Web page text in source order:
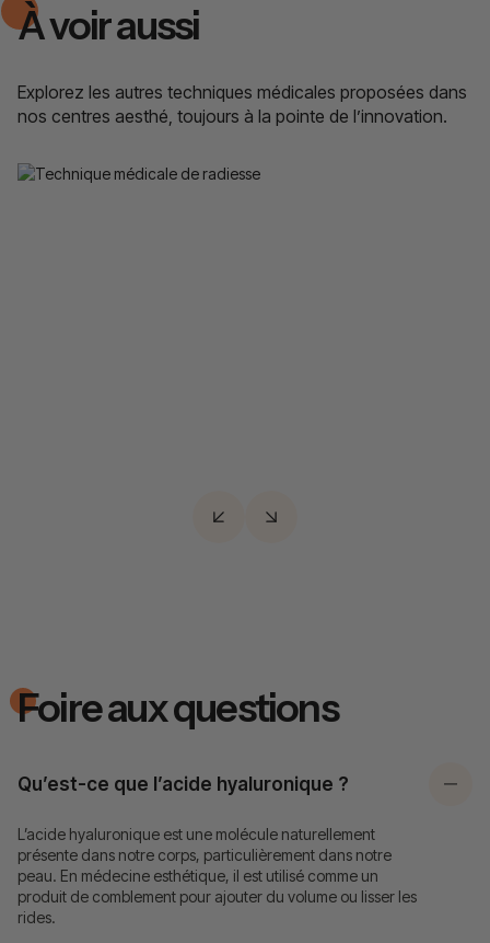
À voir aussi
Explorez les autres techniques médicales proposées dans
nos centres aesthé, toujours à la pointe de l’innovation.
Foire aux questions
Qu’est-ce que l’acide hyaluronique ?
L’acide hyaluronique est une molécule naturellement
présente dans notre corps, particulièrement dans notre
peau. En médecine esthétique, il est utilisé comme un
produit de comblement pour ajouter du volume ou lisser les
rides.